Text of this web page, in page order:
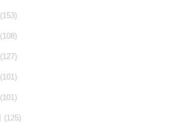
(153)
(108)
(127)
(101)
(101)
(125)